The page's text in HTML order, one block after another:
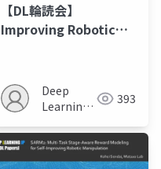
【DL輪読会】
Improving Robotic
SteeringDeep
Learning
393